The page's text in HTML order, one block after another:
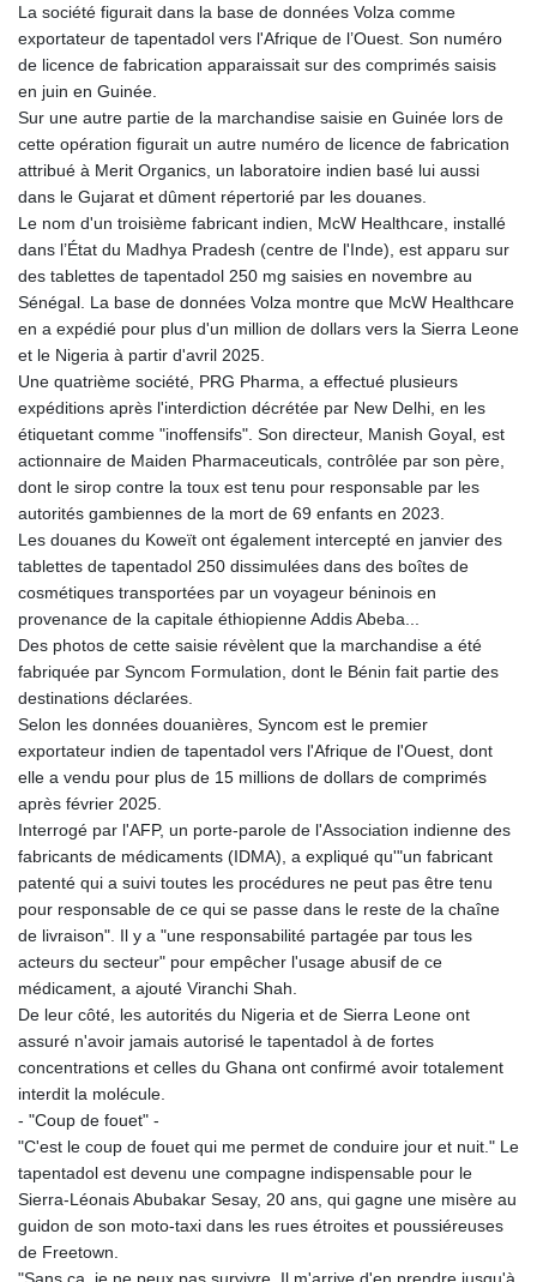
La société figurait dans la base de données Volza comme
exportateur de tapentadol vers l'Afrique de l’Ouest. Son numéro
de licence de fabrication apparaissait sur des comprimés saisis
en juin en Guinée.
Sur une autre partie de la marchandise saisie en Guinée lors de
cette opération figurait un autre numéro de licence de fabrication
attribué à Merit Organics, un laboratoire indien basé lui aussi
dans le Gujarat et dûment répertorié par les douanes.
Le nom d'un troisième fabricant indien, McW Healthcare, installé
dans l’État du Madhya Pradesh (centre de l'Inde), est apparu sur
des tablettes de tapentadol 250 mg saisies en novembre au
Sénégal. La base de données Volza montre que McW Healthcare
en a expédié pour plus d'un million de dollars vers la Sierra Leone
et le Nigeria à partir d'avril 2025.
Une quatrième société, PRG Pharma, a effectué plusieurs
expéditions après l'interdiction décrétée par New Delhi, en les
étiquetant comme "inoffensifs". Son directeur, Manish Goyal, est
actionnaire de Maiden Pharmaceuticals, contrôlée par son père,
dont le sirop contre la toux est tenu pour responsable par les
autorités gambiennes de la mort de 69 enfants en 2023.
Les douanes du Koweït ont également intercepté en janvier des
tablettes de tapentadol 250 dissimulées dans des boîtes de
cosmétiques transportées par un voyageur béninois en
provenance de la capitale éthiopienne Addis Abeba...
Des photos de cette saisie révèlent que la marchandise a été
fabriquée par Syncom Formulation, dont le Bénin fait partie des
destinations déclarées.
Selon les données douanières, Syncom est le premier
exportateur indien de tapentadol vers l'Afrique de l'Ouest, dont
elle a vendu pour plus de 15 millions de dollars de comprimés
après février 2025.
Interrogé par l'AFP, un porte-parole de l'Association indienne des
fabricants de médicaments (IDMA), a expliqué qu'"un fabricant
patenté qui a suivi toutes les procédures ne peut pas être tenu
pour responsable de ce qui se passe dans le reste de la chaîne
de livraison". Il y a "une responsabilité partagée par tous les
acteurs du secteur" pour empêcher l'usage abusif de ce
médicament, a ajouté Viranchi Shah.
De leur côté, les autorités du Nigeria et de Sierra Leone ont
assuré n'avoir jamais autorisé le tapentadol à de fortes
concentrations et celles du Ghana ont confirmé avoir totalement
interdit la molécule.
- "Coup de fouet" -
"C'est le coup de fouet qui me permet de conduire jour et nuit." Le
tapentadol est devenu une compagne indispensable pour le
Sierra-Léonais Abubakar Sesay, 20 ans, qui gagne une misère au
guidon de son moto-taxi dans les rues étroites et poussiéreuses
de Freetown.
"Sans ça, je ne peux pas survivre. Il m'arrive d'en prendre jusqu'à